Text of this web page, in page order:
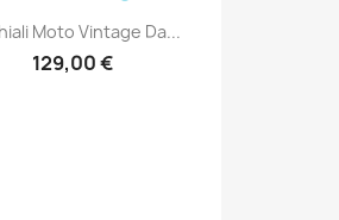
Moto Vintage Da...
129,00 €